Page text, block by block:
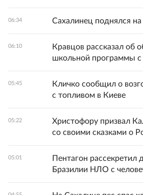
06:34 Сахалинец поднялся
06:10
Кравцов рассказал об
школьной программы с
05:45
Кличко сообщил о
с топливом в Киеве
05:22
Христофору призвал
со своими сказками о
05:01
Пентагон рассекретил
Бразилии НЛО с